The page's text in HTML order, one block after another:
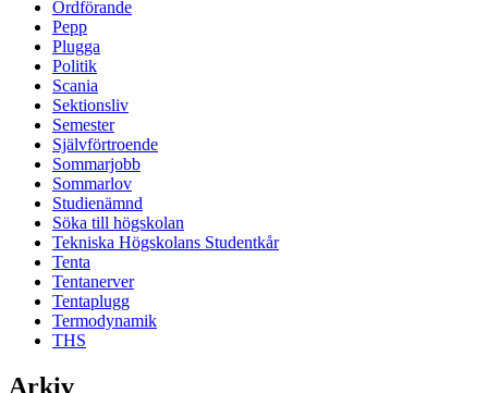
Ordförande
Pepp
Plugga
Politik
Scania
Sektionsliv
Semester
Självförtroende
Sommarjobb
Sommarlov
Studienämnd
Söka till högskolan
Tekniska Högskolans Studentkår
Tenta
Tentanerver
Tentaplugg
Termodynamik
THS
Arkiv